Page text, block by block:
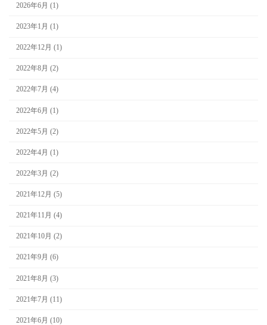
2026年6月 (1)
2023年1月 (1)
2022年12月 (1)
2022年8月 (2)
2022年7月 (4)
2022年6月 (1)
2022年5月 (2)
2022年4月 (1)
2022年3月 (2)
2021年12月 (5)
2021年11月 (4)
2021年10月 (2)
2021年9月 (6)
2021年8月 (3)
2021年7月 (11)
2021年6月 (10)